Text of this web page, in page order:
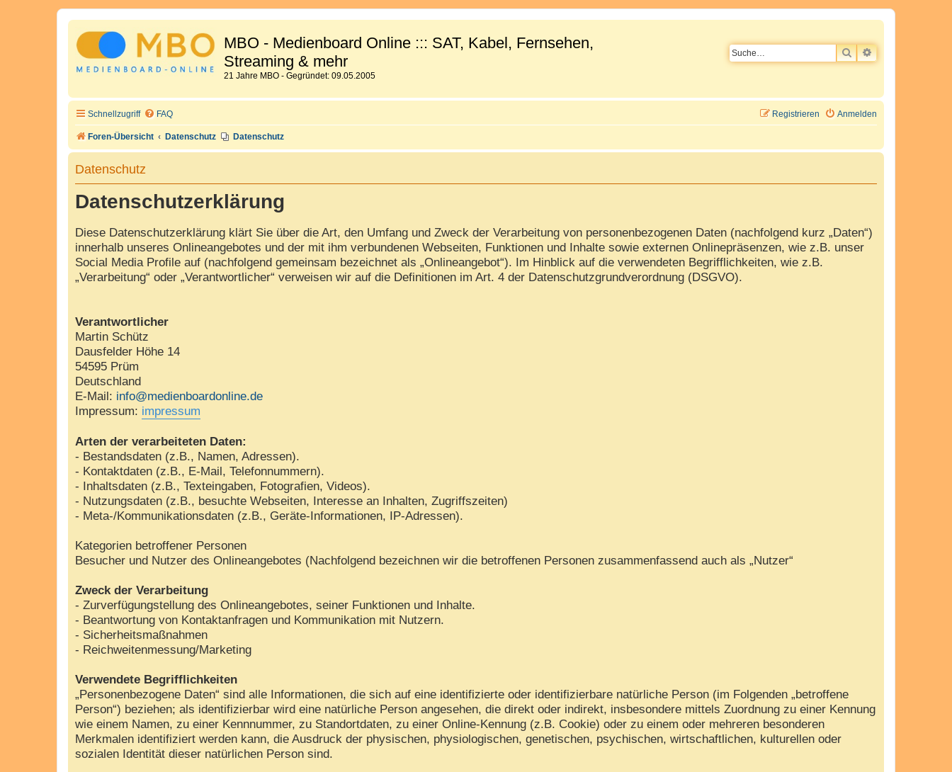
MBO - Medienboard Online ::: SAT, Kabel, Fernsehen,
Streaming & mehr
21 Jahre MBO - Gegründet: 09.05.2005
SUCHEERWEITERTE
Schnellzugriff FAQ Anmelden
Registrieren
Foren-Übersicht Datenschutz Datenschutz
Datenschutz
Datenschutzerklärung
Diese Datenschutzerklärung klärt Sie über die Art, den Umfang und Zweck der Verarbeitung von personenbezogenen Daten (nachfolgend kurz „Daten“)
innerhalb unseres Onlineangebotes und der mit ihm verbundenen Webseiten, Funktionen und Inhalte sowie externen Onlinepräsenzen, wie z.B. unser
Social Media Profile auf (nachfolgend gemeinsam bezeichnet als „Onlineangebot“). Im Hinblick auf die verwendeten Begrifflichkeiten, wie z.B.
„Verarbeitung“ oder „Verantwortlicher“ verweisen wir auf die Definitionen im Art. 4 der Datenschutzgrundverordnung (DSGVO).
Verantwortlicher
Martin Schütz
Dausfelder Höhe 14
54595 Prüm
Deutschland
E-Mail: info@medienboardonline.de
Impressum: impressum
Arten der verarbeiteten Daten:
- Bestandsdaten (z.B., Namen, Adressen).
- Kontaktdaten (z.B., E-Mail, Telefonnummern).
- Inhaltsdaten (z.B., Texteingaben, Fotografien, Videos).
- Nutzungsdaten (z.B., besuchte Webseiten, Interesse an Inhalten, Zugriffszeiten)
- Meta-/Kommunikationsdaten (z.B., Geräte-Informationen, IP-Adressen).
Kategorien betroffener Personen
Besucher und Nutzer des Onlineangebotes (Nachfolgend bezeichnen wir die betroffenen Personen zusammenfassend auch als „Nutzer“
Zweck der Verarbeitung
- Zurverfügungstellung des Onlineangebotes, seiner Funktionen und Inhalte.
- Beantwortung von Kontaktanfragen und Kommunikation mit Nutzern.
- Sicherheitsmaßnahmen
- Reichweitenmessung/Marketing
Verwendete Begrifflichkeiten
„Personenbezogene Daten“ sind alle Informationen, die sich auf eine identifizierte oder identifizierbare natürliche Person (im Folgenden „betroffene
Person“) beziehen; als identifizierbar wird eine natürliche Person angesehen, die direkt oder indirekt, insbesondere mittels Zuordnung zu einer Kennung
wie einem Namen, zu einer Kennnummer, zu Standortdaten, zu einer Online-Kennung (z.B. Cookie) oder zu einem oder mehreren besonderen
Merkmalen identifiziert werden kann, die Ausdruck der physischen, physiologischen, genetischen, psychischen, wirtschaftlichen, kulturellen oder
sozialen Identität dieser natürlichen Person sind.